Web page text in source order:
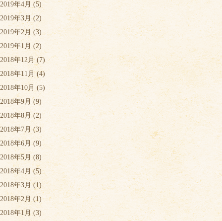
2019年4月 (5)
2019年3月 (2)
2019年2月 (3)
2019年1月 (2)
2018年12月(7)
2018年11月(4)
2018年10月 (5)
2018年9月 (9)
2018年8月(2)
2018年7月 (3)
2018年6月 (9)
2018年5月 (8)
2018年4月 (5)
2018年3月(1)
2018年2月(1)
2018年1月(3)